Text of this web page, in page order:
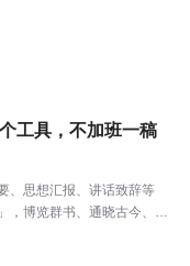
工具，不加班一稿
、思想汇报、讲话致辞等
，博览群书、通晓古今、党
实上的我们，通常只能——
材料不知...